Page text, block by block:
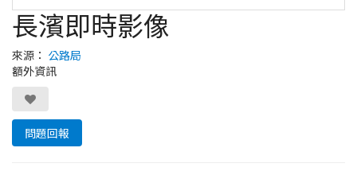
長濱即時影像
來源： 公路局
額外資訊
問題回報